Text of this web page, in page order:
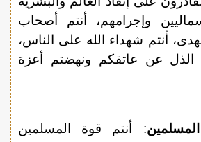
وإجرامهم، أنتم أصحاب
أنتم شهداء الله على الناس،
الذل عن عاتقكم ونهضتم أعزة
: أنتم قوة المسلمين